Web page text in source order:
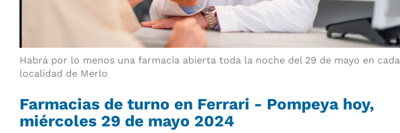
Habrá por lo menos una farmacia abierta toda la noche del 29 de mayo en cada
localidad de Merlo
Farmacias de turno en Ferrari - Pompeya hoy,
miércoles 29 de mayo 2024